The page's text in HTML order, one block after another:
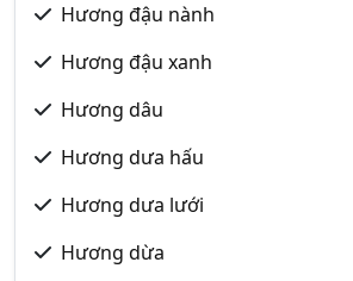
Hương đậu nành
Hương đậu xanh
Hương dâu
Hương dưa hấu
Hương dưa lưới
Hương dừa